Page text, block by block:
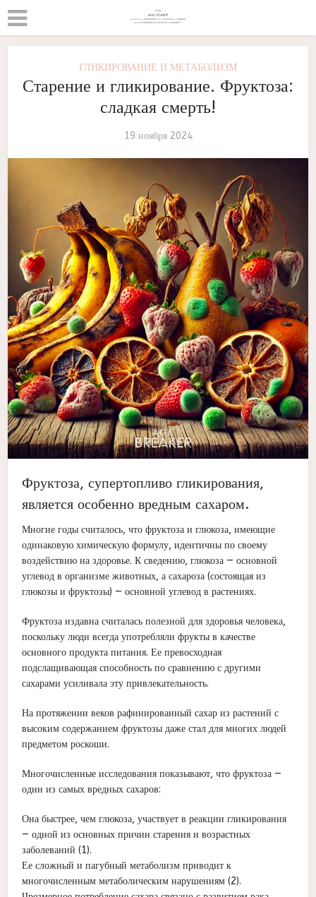
ГЛИКИРОВАНИЕ И МЕТАБОЛИЗМ
Старение и гликирование. Фруктоза:
сладкая смерть!
19 ноября 2024
Фруктоза, супертопливо гликирования,
является особенно вредным сахаром.
Многие годы считалось, что фруктоза и глюкоза, имеющие
одинаковую химическую формулу, идентичны по своему
воздействию на здоровье. К сведению, глюкоза — основной
углевод в организме животных, а сахароза (состоящая из
глюкозы и фруктозы) — основной углевод в растениях.
Фруктоза издавна считалась полезной для здоровья человека,
поскольку люди всегда употребляли фрукты в качестве
основного продукта питания. Ее превосходная
подслащивающая способность по сравнению с другими
сахарами усиливала эту привлекательность.
На протяжении веков рафинированный сахар из растений с
высоким содержанием фруктозы даже стал для многих людей
предметом роскоши.
Многочисленные исследования показывают, что фруктоза —
один из самых вредных сахаров:
Она быстрее, чем глюкоза, участвует в реакции гликирования
— одной из основных причин старения и возрастных
заболеваний (1).
Ее сложный и пагубный метаболизм приводит к
многочисленным метаболическим нарушениям (2).